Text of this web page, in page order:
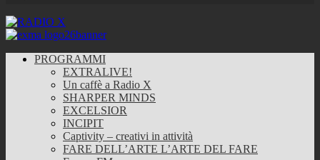
PROGRAMMI
EXTRALIVE!
Un caffè a Radio X
SHARPER MINDS
EXCELSIOR
INCIPIT
Captivity – creativi in attività
FARE DELL’ARTE L’ARTE DEL FARE